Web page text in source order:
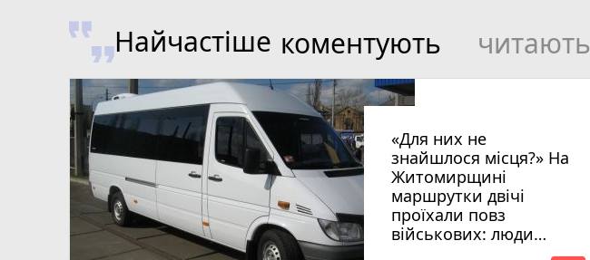
Найчастіше коментують читають
«Для них не
знайшлося місця?» На
Житомирщині
маршрутки двічі
проїхали повз
військових: люди
вимагають покарати